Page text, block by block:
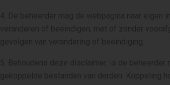
4. De beheerder mag de webpagina naar
veranderen of beëindigen, met of zonder
gevolgen van verandering of beëindiging.
5. Behoudens deze disclaimer, is de
gekoppelde bestanden van derden. Koppeling